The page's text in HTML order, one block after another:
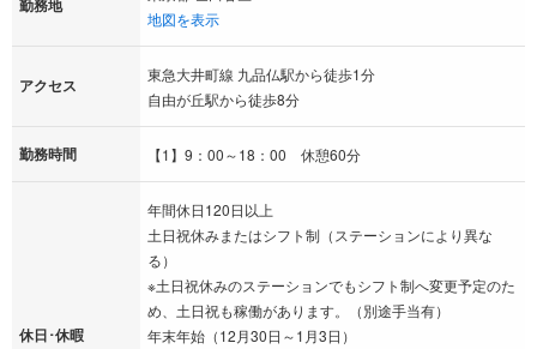
勤務地
地図を表示
アクセス
東急大井町線 九品仏駅から徒歩1分
自由が丘駅から徒歩8分
勤務時間 【1】9：00～18：00 休憩60分
休日･休暇
年間休日120日以上
土日祝休みまたはシフト制（ステーションにより異な
る）
※土日祝休みのステーションでもシフト制へ変更予定のた
め、土日祝も稼働があります。（別途手当有）
年末年始（12月30日～1月3日）